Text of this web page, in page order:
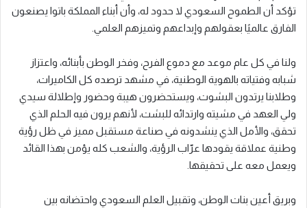
تؤكد أن الطموح السعودي لا حدود له، وأن أبناء المملكة باتوا يصنعون
الفارق عالميًا بعقولهم وإبداعهم وتميزهم العلمي.
ولنا في كل عام موعد مع دموع الفرح، وفخر الوطن بأبنائه، واعتزاز
شبابه وفتياته بالهوية الوطنية، في مشهد ترصده كل الكاميرات،
وطلابنا يرتدون البشوت، ويستحضرون هيبة وحضور وإطلالة سيدي
ولي العهد في مشيته وارتدائه للبشت، لأنهم يرون فيه الحلم الذي
تحقق، والأمل الذي ينشدونه في صناعة مستقبل مميز في ظل رؤية
وطنية عملاقة يقودها عرّاب الرؤية، والشعب كله يؤمن بهذا القائد
ويعمل معه على تحقيقها.
وبريق أعين بنات الوطن، وتقبيل العلم السعودي واحتضانه بين